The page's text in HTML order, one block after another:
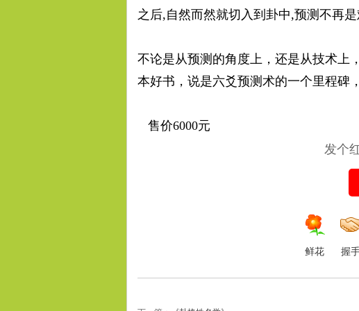
之后,自然而然就切入到卦中,预测不再
不论是从预测的角度上，还是从技术上
本好书，说是六爻预测术的一个里程碑
售价6000元
发个
鲜花 握